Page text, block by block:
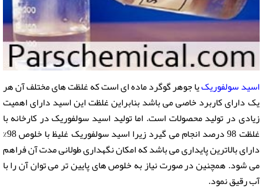
اسید سولفوریکیا جوهر گوگرد ماده ای است که غلظت های مختلف آن هر
یک دارای کاربرد خاصی می باشد بنابراین غلظت این اسید دارای اهمیت
زیادی در تولید محصولات است. اما تولید اسید سولفوریک در کارخانه با
غلظت 98 درصد انجام می گیرد زیرا اسید سولفوریک غلیظ با خلوص 98%
دارای بالاترین پایداری می باشد که امکان نگهداری طولانی مدت آن فراهم
می شود. همچنین در صورت نیاز به خلوص های پایین تر می توان آن را با
آب رقیق نمود.